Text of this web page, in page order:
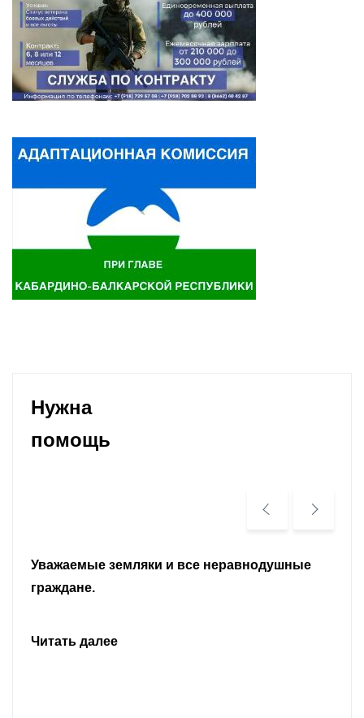
Нужна
помощь
Уважаемые земляки и все неравнодушные
граждане.
Читать далее